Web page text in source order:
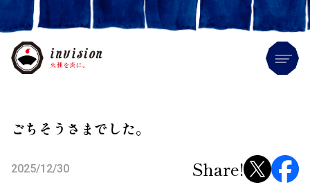
ごちそうさまでした。
2025/12/30 Share!